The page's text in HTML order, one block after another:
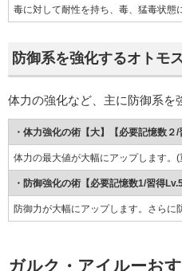
毒に対して耐性を持ち、毒、猛毒状態
防御系を強化するオトモ
体力の強化など、主に防御系を
・体力強化の術【大】【必要記憶数２/
体力の最大値が大幅にアップします。
・防御強化の術【必要記憶数1/習得Lv.5
防御力が大幅にアップします。さらに
ガルク・アイルーお